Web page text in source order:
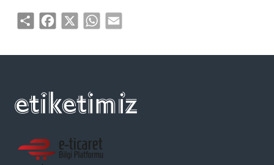
Share Facebook
X WhatsApp
Email